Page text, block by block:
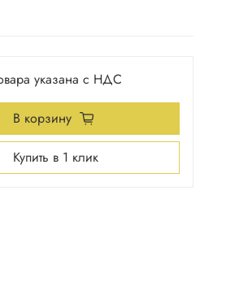
указана с НДС
В корзину
Купить в 1 клик